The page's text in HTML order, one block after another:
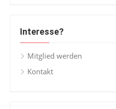
Interesse?
Mitglied werden
Kontakt